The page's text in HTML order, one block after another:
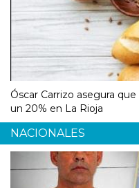
Óscar Carrizo asegura
un 20% en La Rioja
NACIONALES